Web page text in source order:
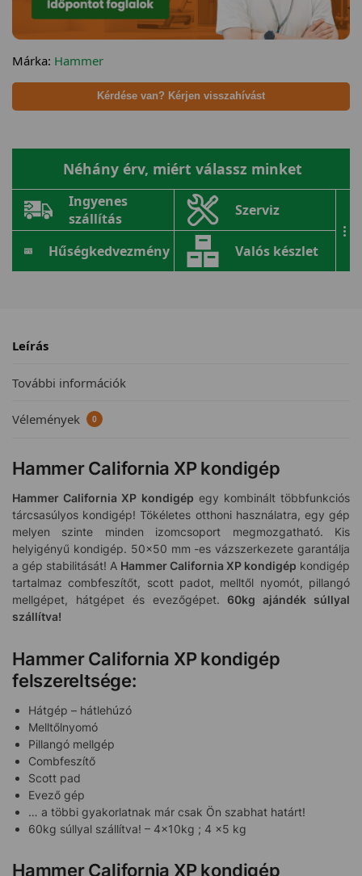
Márka: Hammer
Kérdése van? Kérjen visszahívást
Néhány érv, miért válassz minket
Ingyenes
szállítás
Szerviz
Hűségkedvezmény Valós készlet
...
Leírás
További információk
Vélemények 0
Hammer California XP kondigép
Hammer California XP kondigép egy kombinált többfunkciós
tárcsasúlyos kondigép! Tökéletes otthoni használatra, egy gép
melyen szinte minden izomcsoport megmozgatható. Kis
helyigényű kondigép. 50×50 mm -es vázszerkezete garantálja
a gép stabilitását! A Hammer California XP kondigép kondigép
tartalmaz combfeszítőt, scott padot, melltől nyomót, pillangó
mellgépet, hátgépet és evezőgépet.60kg ajándék súllyal
szállítva!
Hammer California XP kondigép
felszereltsége:
Hátgép – hátlehúzó
Melltőlnyomó
Pillangó mellgép
Combfeszítő
Scott pad
Evező gép
… a többi gyakorlatnak már csak Ön szabhat határt!
60kg súllyal szállítva! – 4x10kg ; 4 x5 kg
Hammer California XP kondigép